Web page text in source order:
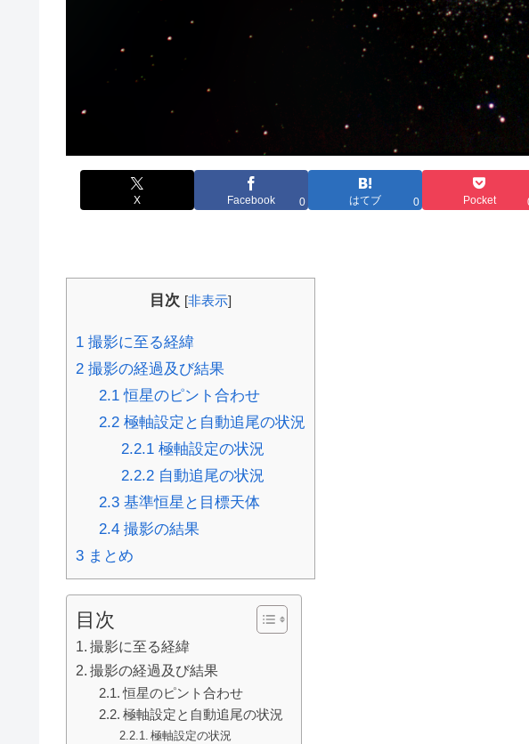
X Facebook 0 はてブ 0 Pocket
目次 [非表示]
1 撮影に至る経緯
2 撮影の経過及び結果
2.1恒星のピント合わせ
2.2極軸設定と自動追尾の状況
2.2.1 極軸設定の状況
2.2.2 自動追尾の状況
2.3基準恒星と目標天体
2.4撮影の結果
3 まとめ
目次
撮影に至る経緯
撮影の経過及び結果
恒星のピント合わせ
極軸設定と自動追尾の状況
極軸設定の状況